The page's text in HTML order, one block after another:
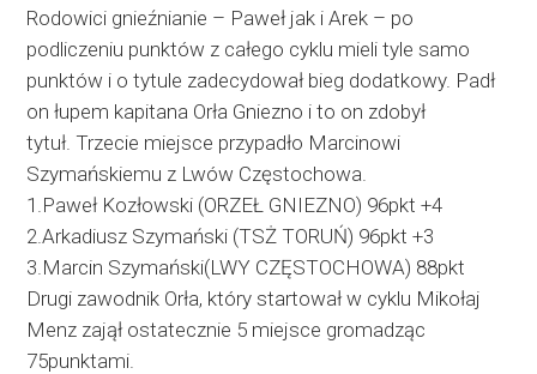
Rodowici gnieźnianie – Paweł jak i Arek – po
podliczeniu punktów z całego cyklu mieli tyle samo
punktów i o tytule zadecydował bieg dodatkowy. Padł
on łupem kapitana Orła Gniezno i to on zdobył
tytuł. Trzecie miejsce przypadło Marcinowi
Szymańskiemu z Lwów Częstochowa.
1.Paweł Kozłowski (ORZEŁ GNIEZNO) 96pkt +4
2.Arkadiusz Szymański (TSŻ TORUŃ) 96pkt +3
3.Marcin Szymański(LWY CZĘSTOCHOWA) 88pkt
Drugi zawodnik Orła, który startował w cyklu Mikołaj
Menz zajął ostatecznie 5 miejsce gromadząc
75punktami.